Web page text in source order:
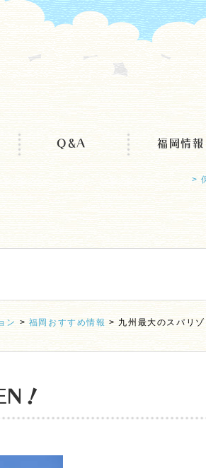
Q&A 福岡情報
>
ン > 福岡おすすめ情報 > 九州最大のスパリゾ
！